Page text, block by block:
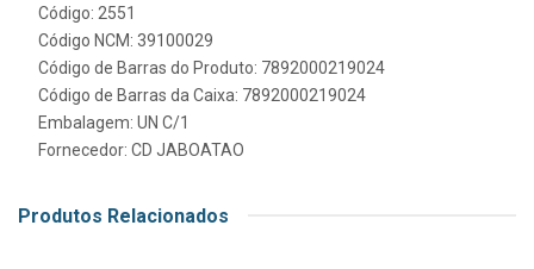
Código: 2551
Código NCM: 39100029
Código de Barras do Produto: 7892000219024
Código de Barras da Caixa: 7892000219024
Embalagem: UN C/1
Fornecedor: CD JABOATAO
Produtos Relacionados